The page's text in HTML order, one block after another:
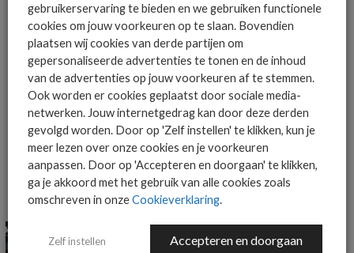
MEER OVER ALCADIS NOKIA OPTICAL LAN
MEER ALGEMEEN IT NIEUWS NIEUWS
gebruikerservaring te bieden en we gebruiken functionele
cookies om jouw voorkeuren op te slaan. Bovendien
plaatsen wij cookies van derde partijen om
gepersonaliseerde advertenties te tonen en de inhoud
van de advertenties op jouw voorkeuren af te stemmen.
Ook worden er cookies geplaatst door sociale media-
netwerken. Jouw internetgedrag kan door deze derden
gevolgd worden. Door op 'Zelf instellen' te klikken, kun je
meer lezen over onze cookies en je voorkeuren
aanpassen. Door op 'Accepteren en doorgaan' te klikken,
ga je akkoord met het gebruik van alle cookies zoals
omschreven in onzeCookieverklaring.
Zelf instellen Accepteren en doorgaan